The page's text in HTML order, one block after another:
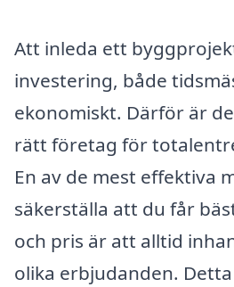
Att inleda ett
investering, både
ekonomiskt. Därför är
rätt företag för
En av de mest effektiva
säkerställa att du får
och pris är att alltid
olika erbjudanden.